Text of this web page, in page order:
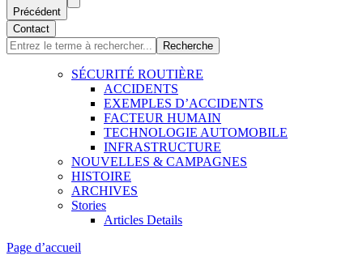
Précédent
Contact
Recherche
SÉCURITÉ ROUTIÈRE
ACCIDENTS
EXEMPLES D’ACCIDENTS
FACTEUR HUMAIN
TECHNOLOGIE AUTOMOBILE
INFRASTRUCTURE
NOUVELLES & CAMPAGNES
HISTOIRE
ARCHIVES
Stories
Articles Details
Page d’accueil